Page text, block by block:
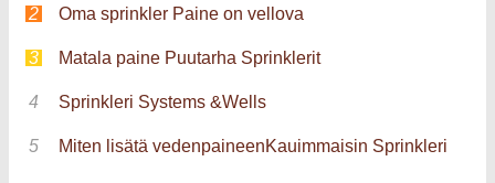
Oma sprinkler Paine on vellova
Matala paine Puutarha Sprinklerit
Sprinkleri Systems &Wells
Miten lisätä vedenpaineenKauimmaisin Sprinkleri